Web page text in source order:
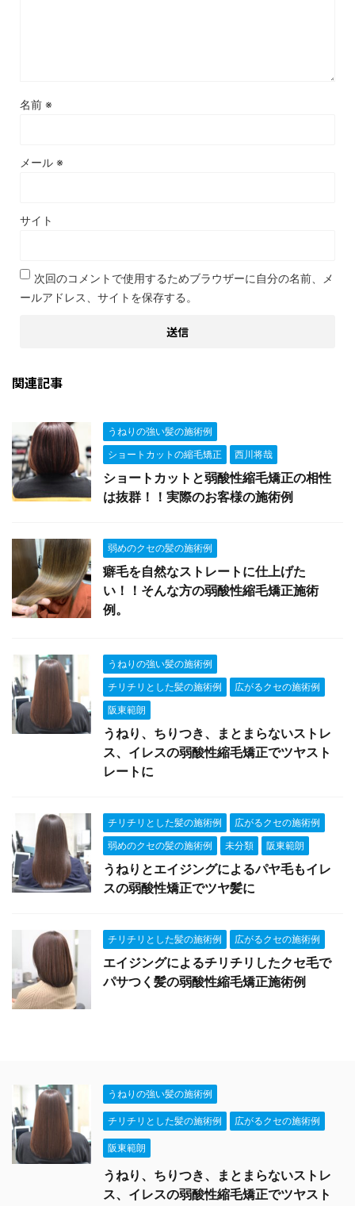
名前 ※
メール ※
サイト
次回のコメントで使用するためブラウザーに自分の名前、メ
ールアドレス、サイトを保存する。
関連記事
うねりの強い髪の施術例
ショートカットの縮毛矯正
西川将哉
ショートカットと弱酸性縮毛矯正の相性
は抜群！！実際のお客様の施術例
弱めのクセの髪の施術例
癖毛を自然なストレートに仕上げた
い！！そんな方の弱酸性縮毛矯正施術
例。
うねりの強い髪の施術例
チリチリとした髪の施術例
広がるクセの施術例
阪東範朗
うねり、ちりつき、まとまらないストレ
ス、イレスの弱酸性縮毛矯正でツヤスト
レートに
チリチリとした髪の施術例
広がるクセの施術例
弱めのクセの髪の施術例
未分類 阪東範朗
うねりとエイジングによるパヤ毛もイレ
スの弱酸性矯正でツヤ髪に
チリチリとした髪の施術例 広がるクセの施術例
エイジングによるチリチリしたクセ毛で
パサつく髪の弱酸性縮毛矯正施術例
うねりの強い髪の施術例
チリチリとした髪の施術例 広がるクセの施術例
阪東範朗
うねり、ちりつき、まとまらないストレ
ス、イレスの弱酸性縮毛矯正でツヤスト